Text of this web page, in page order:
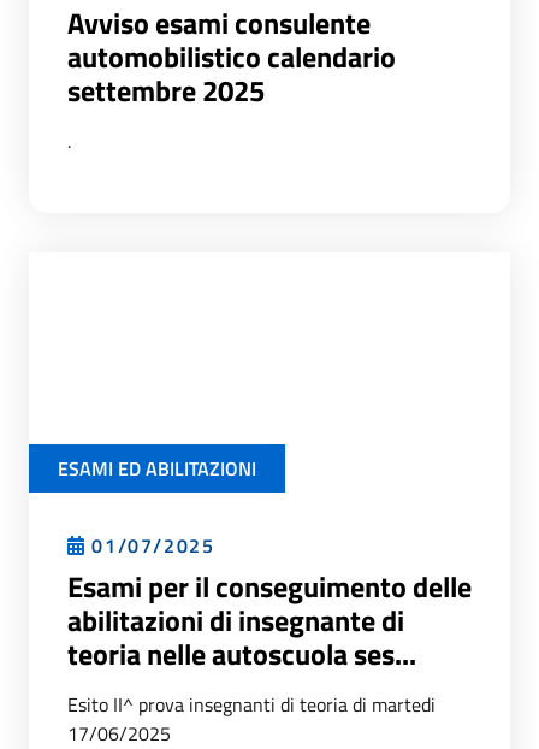
Avviso esami consulente
automobilistico calendario
settembre 2025
.
ESAMI ED ABILITAZIONI
01/07/2025
Esami per il conseguimento delle
abilitazioni di insegnante di
teoria nelle autoscuola ses...
Esito II^ prova insegnanti di teoria di martedi
17/06/2025